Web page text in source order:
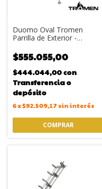
Duomo Oval Tromen
Parrilla de Exterior -
Enlozadas
$555.055,00
$444.044,00con
Transferencia o
depósito
6x$92.509,17 sin interés